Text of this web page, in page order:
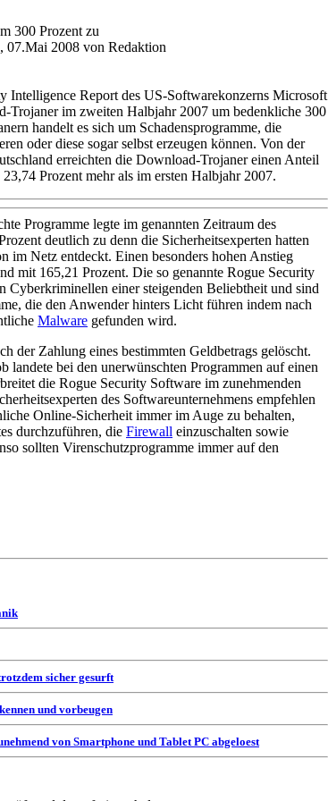
300 Prozent zu
2008 von Redaktion
Intelligence Report des US-Softwarekonzerns Microsoft
Trojaner im zweiten Halbjahr 2007 um bedenkliche 300
handelt es sich um Schadensprogramme, die
oder diese sogar selbst erzeugen können. Von der
erreichten die Download-Trojaner einen Anteil
Prozent mehr als im ersten Halbjahr 2007.
Programme legte im genannten Zeitraum des
deutlich zu denn die Sicherheitsexperten hatten
im Netz entdeckt. Einen besonders hohen Anstieg
mit 165,21 Prozent. Die so genannte Rogue Security
Cyberkriminellen einer steigenden Beliebtheit und sind
die den Anwender hinters Licht führen indem nach
Malware gefunden wird.
der Zahlung eines bestimmten Geldbetrags gelöscht.
landete bei den unerwünschten Programmen auf einen
die Rogue Security Software im zunehmenden
des Softwareunternehmens empfehlen
Online-Sicherheit immer im Auge zu behalten,
durchzuführen, die Firewall einzuschalten sowie
sollten Virenschutzprogramme immer auf den
sicher gesurft
und vorbeugen
von Smartphone und Tablet PC abgeloest